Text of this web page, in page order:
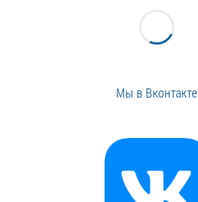
Мы в Вконтакте